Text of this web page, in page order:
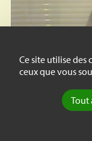
Ce site utilise des
ceux que vous
Tout